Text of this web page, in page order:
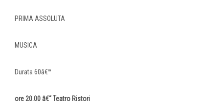
PRIMA ASSOLUTA
MUSICA
Durata 60â€™
ore 20.00 â€“ Teatro Ristori